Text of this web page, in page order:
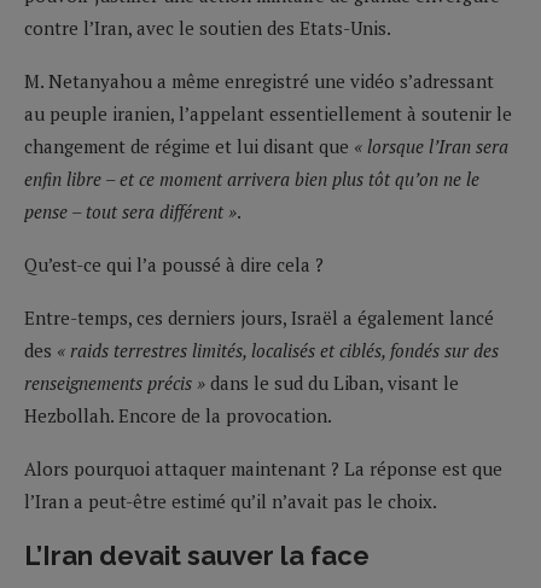
contre l’Iran, avec le soutien des Etats-Unis.
M. Netanyahou a même enregistré une vidéo s’adressant
au peuple iranien, l’appelant essentiellement à soutenir le
changement de régime et lui disant que « lorsque l’Iran sera
enfin libre – et ce moment arrivera bien plus tôt qu’on ne le
pense – tout sera différent ».
Qu’est-ce qui l’a poussé à dire cela ?
Entre-temps, ces derniers jours, Israël a également lancé
des « raids terrestres limités, localisés et ciblés, fondés sur des
renseignements précis » dans le sud du Liban, visant le
Hezbollah. Encore de la provocation.
Alors pourquoi attaquer maintenant ? La réponse est que
l’Iran a peut-être estimé qu’il n’avait pas le choix.
L’Iran devait sauver la face